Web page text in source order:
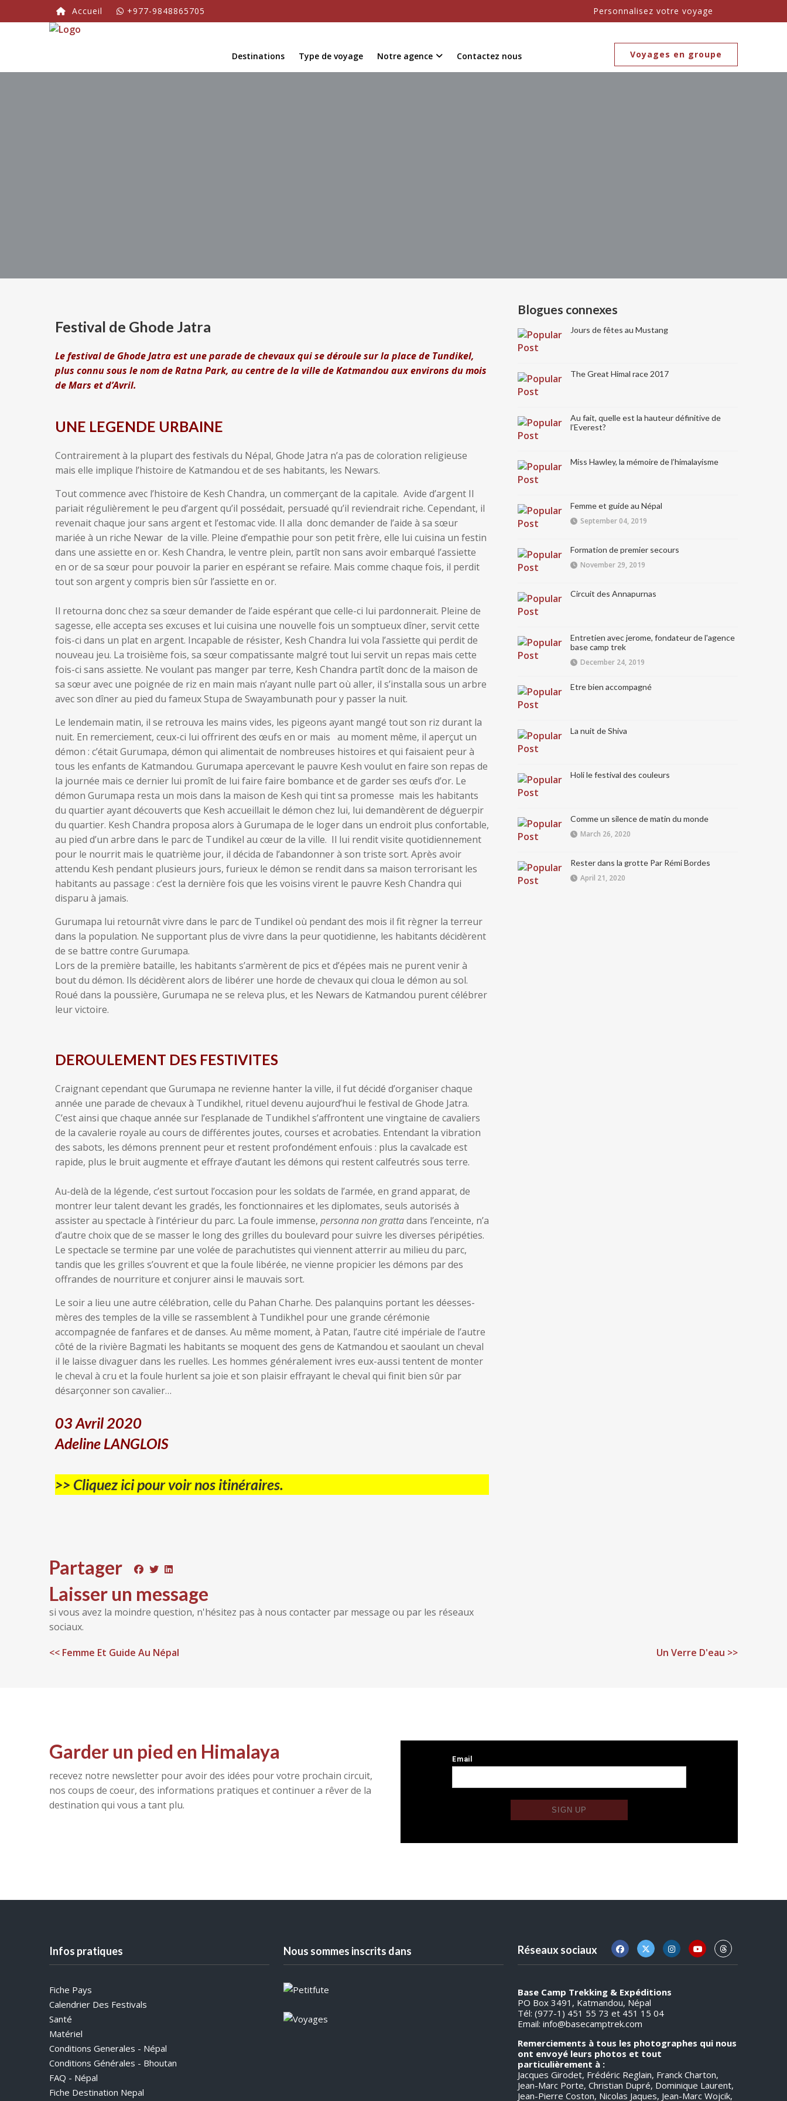
Accueil +977-9848865705 Personnalisez votre voyage
Destinations Type de voyage Notre agence Contactez nous Voyages en groupe
Festival de Ghode Jatra
Le festival de Ghode Jatra est une parade de chevaux qui se déroule sur la place de Tundikel,
plus connu sous le nom de Ratna Park, au centre de la ville de Katmandou aux environs du mois
de Mars et d’Avril.
UNE LEGENDE URBAINE
Contrairement à la plupart des festivals du Népal, Ghode Jatra n’a pas de coloration religieuse
mais elle implique l’histoire de Katmandou et de ses habitants, les Newars.
Tout commence avec l’histoire de Kesh Chandra, un commerçant de la capitale. Avide d’argent Il
pariait régulièrement le peu d’argent qu’il possédait, persuadé qu’il reviendrait riche. Cependant, il
revenait chaque jour sans argent et l’estomac vide. Il alla donc demander de l’aide à sa sœur
mariée à un riche Newar de la ville. Pleine d’empathie pour son petit frère, elle lui cuisina un festin
dans une assiette en or. Kesh Chandra, le ventre plein, partît non sans avoir embarqué l’assiette
en or de sa sœur pour pouvoir la parier en espérant se refaire. Mais comme chaque fois, il perdit
tout son argent y compris bien sûr l’assiette en or.
Il retourna donc chez sa sœur demander de l’aide espérant que celle-ci lui pardonnerait. Pleine de
sagesse, elle accepta ses excuses et lui cuisina une nouvelle fois un somptueux dîner, servit cette
fois-ci dans un plat en argent. Incapable de résister, Kesh Chandra lui vola l’assiette qui perdit de
nouveau jeu. La troisième fois, sa sœur compatissante malgré tout lui servit un repas mais cette
fois-ci sans assiette. Ne voulant pas manger par terre, Kesh Chandra partît donc de la maison de
sa sœur avec une poignée de riz en main mais n’ayant nulle part où aller, il s’installa sous un arbre
avec son dîner au pied du fameux Stupa de Swayambunath pour y passer la nuit.
Le lendemain matin, il se retrouva les mains vides, les pigeons ayant mangé tout son riz durant la
nuit. En remerciement, ceux-ci lui offrirent des œufs en or mais au moment même, il aperçut un
démon : c’était Gurumapa, démon qui alimentait de nombreuses histoires et qui faisaient peur à
tous les enfants de Katmandou. Gurumapa apercevant le pauvre Kesh voulut en faire son repas de
la journée mais ce dernier lui promît de lui faire faire bombance et de garder ses œufs d’or. Le
démon Gurumapa resta un mois dans la maison de Kesh qui tint sa promesse mais les habitants
du quartier ayant découverts que Kesh accueillait le démon chez lui, lui demandèrent de déguerpir
du quartier. Kesh Chandra proposa alors à Gurumapa de le loger dans un endroit plus confortable,
au pied d’un arbre dans le parc de Tundikel au cœur de la ville. Il lui rendit visite quotidiennement
pour le nourrit mais le quatrième jour, il décida de l’abandonner à son triste sort. Après avoir
attendu Kesh pendant plusieurs jours, furieux le démon se rendit dans sa maison terrorisant les
habitants au passage : c’est la dernière fois que les voisins virent le pauvre Kesh Chandra qui
disparu à jamais.
Gurumapa lui retournât vivre dans le parc de Tundikel où pendant des mois il fit règner la terreur
dans la population. Ne supportant plus de vivre dans la peur quotidienne, les habitants décidèrent
de se battre contre Gurumapa.
Lors de la première bataille, les habitants s’armèrent de pics et d’épées mais ne purent venir à
bout du démon. Ils décidèrent alors de libérer une horde de chevaux qui cloua le démon au sol.
Roué dans la poussière, Gurumapa ne se releva plus, et les Newars de Katmandou purent célébrer
leur victoire.
DEROULEMENT DES FESTIVITES
Craignant cependant que Gurumapa ne revienne hanter la ville, il fut décidé d’organiser chaque
année une parade de chevaux à Tundikhel, rituel devenu aujourd’hui le festival de Ghode Jatra.
C’est ainsi que chaque année sur l’esplanade de Tundikhel s’affrontent une vingtaine de cavaliers
de la cavalerie royale au cours de différentes joutes, courses et acrobaties. Entendant la vibration
des sabots, les démons prennent peur et restent profondément enfouis : plus la cavalcade est
rapide, plus le bruit augmente et effraye d’autant les démons qui restent calfeutrés sous terre.
Au-delà de la légende, c’est surtout l’occasion pour les soldats de l’armée, en grand apparat, de
montrer leur talent devant les gradés, les fonctionnaires et les diplomates, seuls autorisés à
assister au spectacle à l’intérieur du parc. La foule immense, personna non grattadans l’enceinte, n’a
d’autre choix que de se masser le long des grilles du boulevard pour suivre les diverses péripéties.
Le spectacle se termine par une volée de parachutistes qui viennent atterrir au milieu du parc,
tandis que les grilles s’ouvrent et que la foule libérée, ne vienne propicier les démons par des
offrandes de nourriture et conjurer ainsi le mauvais sort.
Le soir a lieu une autre célébration, celle du Pahan Charhe. Des palanquins portant les déesses-
mères des temples de la ville se rassemblent à Tundikhel pour une grande cérémonie
accompagnée de fanfares et de danses. Au même moment, à Patan, l’autre cité impériale de l’autre
côté de la rivière Bagmati les habitants se moquent des gens de Katmandou et saoulant un cheval
il le laisse divaguer dans les ruelles. Les hommes généralement ivres eux-aussi tentent de monter
le cheval à cru et la foule hurlent sa joie et son plaisir effrayant le cheval qui finit bien sûr par
désarçonner son cavalier…
03 Avril 2020
Adeline LANGLOIS
>> Cliquez ici pour voir nos itinéraires.
Partager
Laisser un message
si vous avez la moindre question, n'hésitez pas à nous contacter par message ou par les réseaux
sociaux.
Blogues connexes
Jours de fêtes au Mustang
The Great Himal race 2017
Au fait, quelle est la hauteur définitive de
l’Everest?
Miss Hawley, la mémoire de l’himalayisme
Femme et guide au Népal
September 04, 2019
Formation de premier secours
November 29, 2019
Circuit des Annapurnas
Entretien avec jerome, fondateur de l'agence
base camp trek
December 24, 2019
Etre bien accompagné
La nuit de Shiva
Holi le festival des couleurs
Comme un silence de matin du monde
March 26, 2020
Rester dans la grotte Par Rémi Bordes
April 21, 2020
<< Femme Et Guide Au Népal Un Verre D'eau >>
Garder un pied en Himalaya
recevez notre newsletter pour avoir des idées pour votre prochain circuit,
nos coups de coeur, des informations pratiques et continuer a rêver de la
destination qui vous a tant plu.
Infos pratiques
Fiche Pays
Calendrier Des Festivals
Santé
Matériel
Conditions Generales - Népal
Conditions Générales - Bhoutan
FAQ - Népal
Fiche Destination Nepal
Nous sommes inscrits dans Réseaux sociaux
Base Camp Trekking & Expéditions
PO Box 3491, Katmandou, Népal
Tél: (977-1) 451 55 73 et 451 15 04
Email: info@basecamptrek.com
Remerciements à tous les photographes qui nous
ont envoyé leurs photos et tout
particulièrement à :
Jacques Girodet, Frédéric Reglain, Franck Charton,
Jean-Marc Porte, Christian Dupré, Dominique Laurent,
Jean-Pierre Coston, Nicolas Jaques, Jean-Marc Wojcik,